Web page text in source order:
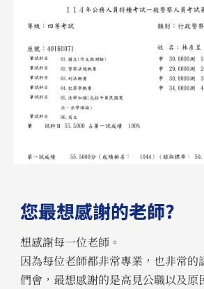
您最想感謝的老師?
想感謝每一位老師。
因為每位老師都非常專業，也非常的
們會，最想感謝的是高見公職以及原